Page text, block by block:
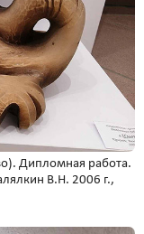
Дипломная работа.
В.Н. 2006 г.,